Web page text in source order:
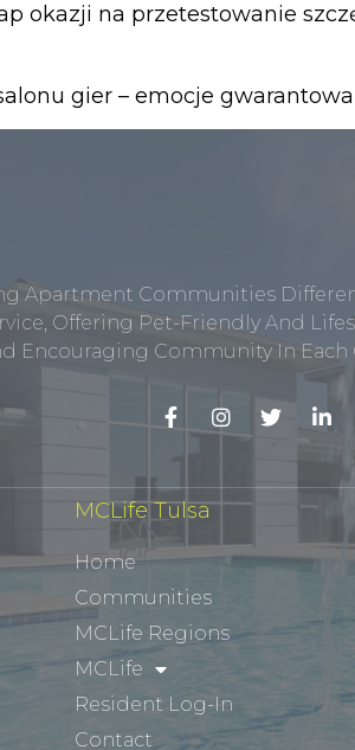
okazji na przetestowanie
gier – emocje
Apartment Communities
Offering Pet-Friendly And
Encouraging Community In Each
MCLife Tulsa
Home
Communities
MCLife Regions
MCLife
Resident Log-In
Contact